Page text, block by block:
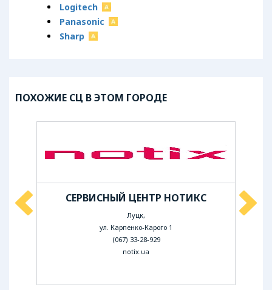
Logitech
Panasonic
Sharp
ПОХОЖИЕ СЦ В ЭТОМ ГОРОДЕ
СЕРВИСНЫЙ ЦЕНТР НОТИКС
Луцк,
ул. Карпенко-Карого 1
(067) 33-28-929
notix.ua